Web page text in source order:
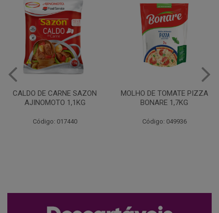
MOLHO DE TOMATE PIZZA
BONARE 1,7KG
Código: 049936
MARGARINA USO
PROFISSIONAL 80% CUKIN
Código: 062469